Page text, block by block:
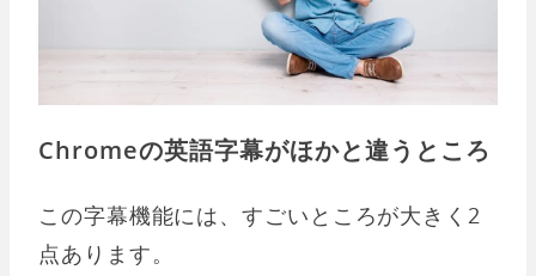
Chromeの英語字幕がほかと違うところ
この字幕機能には、すごいところが大きく2
点あります。